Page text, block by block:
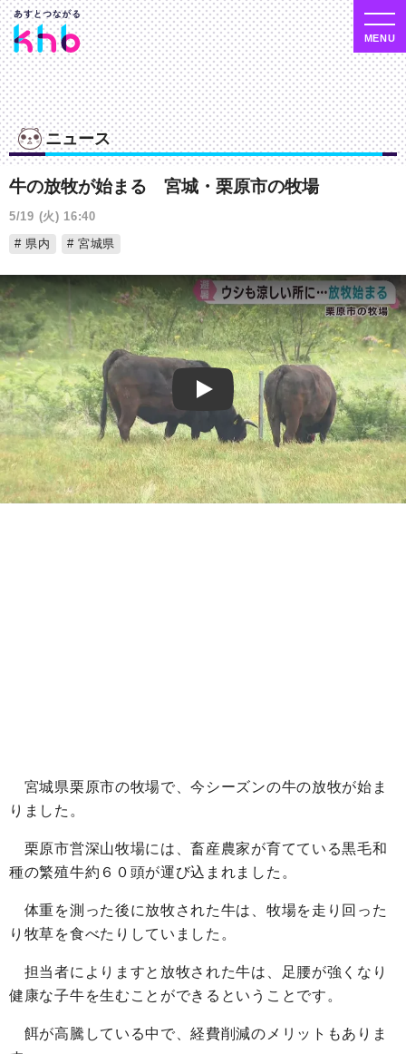
ニュース
牛の放牧が始まる 宮城・栗原市の牧場
5/19 (火) 16:40
県内
宮城県
Play
宮城県栗原市の牧場で、今シーズンの牛の放牧が始ま
りました。
栗原市営深山牧場には、畜産農家が育てている黒毛和
種の繁殖牛約６０頭が運び込まれました。
体重を測った後に放牧された牛は、牧場を走り回った
り牧草を食べたりしていました。
担当者によりますと放牧された牛は、足腰が強くなり
健康な子牛を生むことができるということです。
餌が高騰している中で、経費削減のメリットもありま